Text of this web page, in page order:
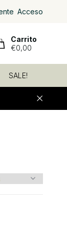
Acceso
Carrito
€0,00
SALE!